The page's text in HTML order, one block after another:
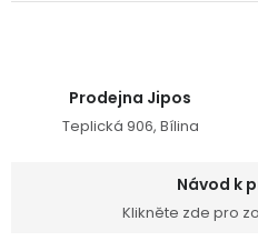
Prodejna Jipos
Teplická 906, Bílina
Návod k
Klikněte zde pro